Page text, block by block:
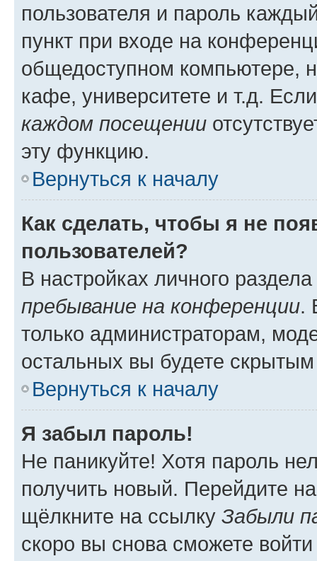
пользователя и пароль
пункт при входе на
общедоступном компьютере,
кафе, университете и т.д.
каждом посещении
эту функцию.
Вернуться к началу
Как сделать, чтобы я не
пользователей?
В настройках личного
пребывание на конференции.
только администраторам,
остальных вы будете
Вернуться к началу
Я забыл пароль!
Не паникуйте! Хотя пароль
получить новый. Перейдите
щёлкните на ссылку Забыли
скоро вы снова сможете